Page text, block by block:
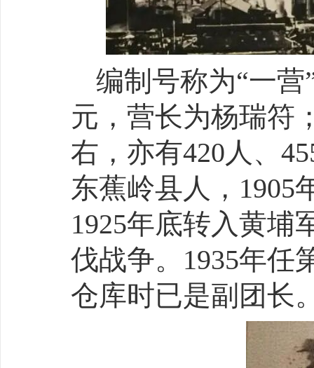
编制号称为“一
元，营长为杨瑞符
右，亦有420人、
东蕉岭县人，1905
1925年底转入黄埔
伐战争。1935年任
仓库时已是副团长